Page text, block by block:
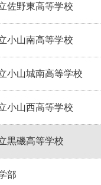
佐野東高等学校
小山南高等学校
小山城南高等学校
小山西高等学校
黒磯高等学校
部